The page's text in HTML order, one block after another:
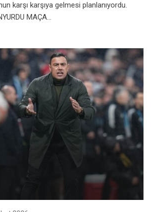
karşı karşıya gelmesi planlanıyordu.
MAÇA…